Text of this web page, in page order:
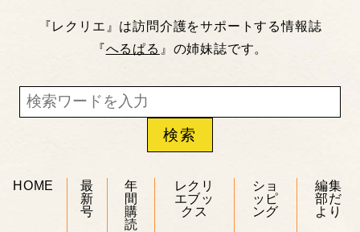
『レクリエ』は訪問介護をサポートする情報誌
『へるぱる 』の姉妹誌です。
HOME
最
新
号
年
間
購
読
レクリ
エブッ
クス
ショ
ッピ
ング
編集
部だ
より